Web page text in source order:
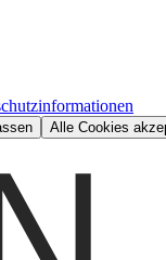
Alle Cookies